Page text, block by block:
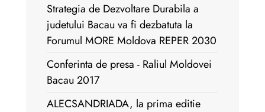
Strategia de Dezvoltare Durabila a
judetului Bacau va fi dezbatuta la
Forumul MORE Moldova REPER 2030
Conferinta de presa - Raliul Moldovei
Bacau 2017
ALECSANDRIADA, la prima editie